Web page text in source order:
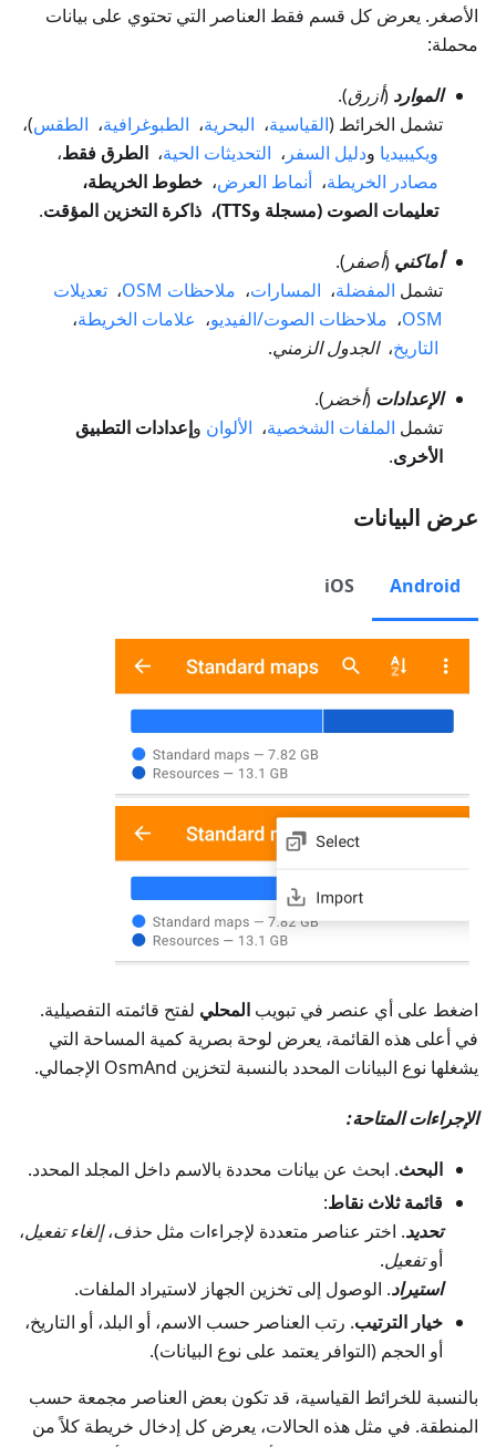
الأصغر. يعرض كل قسم فقط العناصر التي تحتوي على بيانات
محملة:
الموارد (أزرق).
تشمل الخرائط (القياسية، البحرية، الطبوغرافية، الطقس)،
ويكيبيديا ودليل السفر ، التحديثات الحية، الطرق فقط،
مصادر الخريطة، أنماط العرض، خطوط الخريطة،
تعليمات الصوت (مسجلة وTTS)، ذاكرة التخزين المؤقت
.
أماكني (أصفر ).
تشمل المفضلة، المسارات، ملاحظات OSM ، تعديلات
OSM، ملاحظات الصوت/الفيديو، علامات الخريطة،
التاريخ،الجدول الزمني.
الإعدادات (أخضر ).
تشمل الملفات الشخصية، الألوان وإعدادات التطبيق
الأخرى.
عرض البيانات
Android
iOS
اضغط على أي عنصر في تبويب المحلي لفتح قائمته التفصيلية.
في أعلى هذه القائمة، يعرض لوحة بصرية كمية المساحة التي
يشغلها نوع البيانات المحدد بالنسبة لتخزين OsmAnd الإجمالي.
الإجراءات المتاحة:
البحث. ابحث عن بيانات محددة بالاسم داخل المجلد المحدد.
قائمة ثلاث نقاط:
تحديد. اختر عناصر متعددة لإجراءات مثل حذف،إلغاء تفعيل،
أوتفعيل.
استيراد. الوصول إلى تخزين الجهاز لاستيراد الملفات.
خيار الترتيب. رتب العناصر حسب الاسم، أو البلد، أو التاريخ،
أو الحجم (التوافر يعتمد على نوع البيانات).
بالنسبة للخرائط القياسية، قد تكون بعض العناصر مجمعة حسب
المنطقة. في مثل هذه الحالات، يعرض كل إدخال خريطة كلاً من